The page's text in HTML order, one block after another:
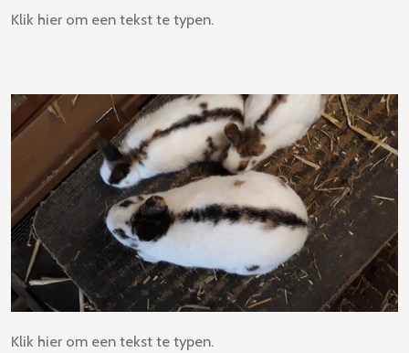
Klik hier om een tekst te typen.
Klik hier om een tekst te typen.